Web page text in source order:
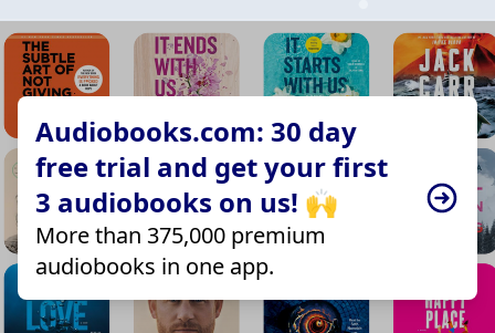
Audiobooks.com: 30 day
free trial and get your first
3 audiobooks on us! 🙌
More than 375,000 premium
audiobooks in one app.